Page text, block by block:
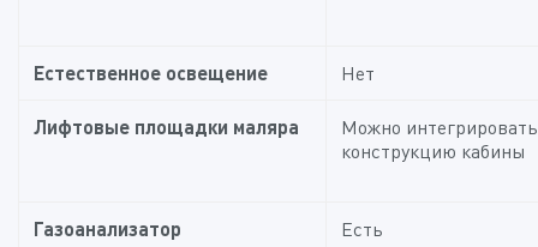
Естественное освещение Нет
Лифтовые площадки маляра
Можно
конструкцию кабины
Газоанализатор Есть